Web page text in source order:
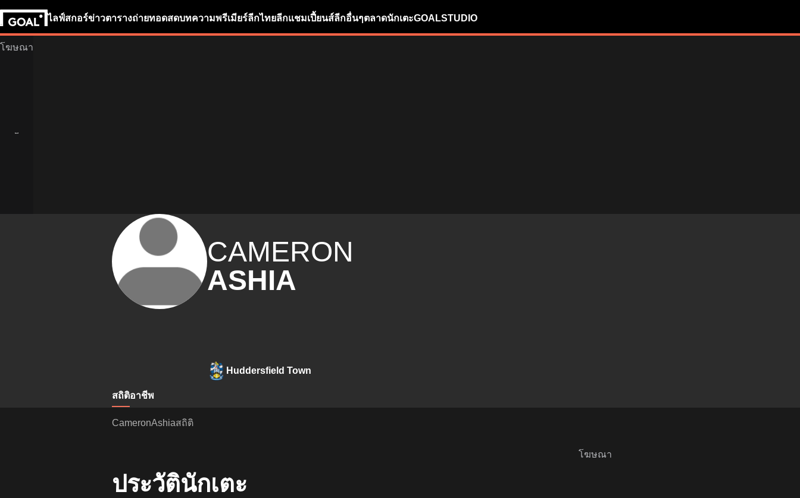
ไลฟ์สกอร์ข่าวตารางถ่ายทอดสดบทความพรีเมียร์ลีกไทยลีกแชมเปี้ยนส์ลีกอื่นๆตลาดนักเตะGOALSTUDIO
CAMERON
ASHIA
Huddersfield Town
สถิติอาชีพ
CameronAshiaสถิติ
ประวัตินักเตะ